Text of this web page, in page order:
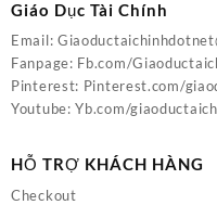
Giáo Dục Tài Chính
Email:
Fanpage: Fb.com/
Pinterest: Pinterest.com/
Youtube:Yb.com/
HỖ TRỢ KHÁCH HÀNG
Checkout